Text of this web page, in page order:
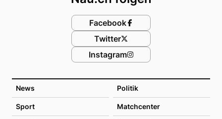
News Politik
Sport Matchcenter
Facebook
Twitter
Instagram